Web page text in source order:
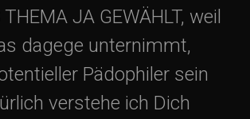
THEMA JA GEWÄHLT, weil
dagege unternimmt,
Pädophiler sein
verstehe ich Dich